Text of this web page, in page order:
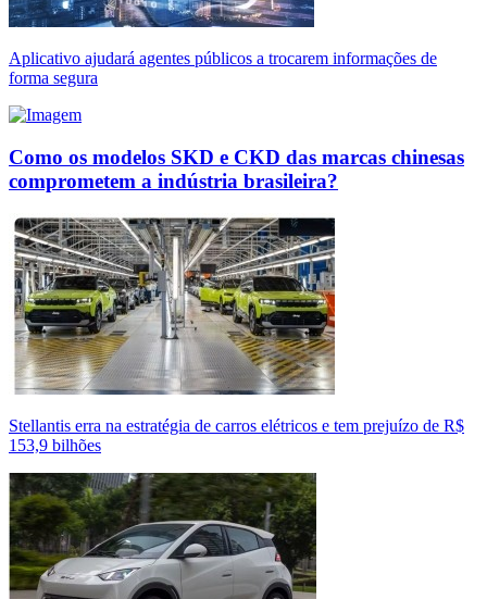
Aplicativo ajudará agentes públicos a trocarem informações de
forma segura
Como os modelos SKD e CKD das marcas chinesas
comprometem a indústria brasileira?
Stellantis erra na estratégia de carros elétricos e tem prejuízo de R$
153,9 bilhões